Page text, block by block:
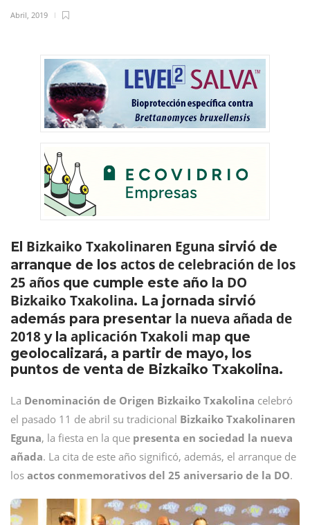
Abril, 2019
El Bizkaiko Txakolinaren Eguna sirvió de
arranque de los actos de celebración de los
25 años que cumple este año la DO
Bizkaiko Txakolina. La jornada sirvió
además para presentar la nueva añada de
2018 y la aplicación Txakoli map que
geolocalizará, a partir de mayo, los
puntos de venta de Bizkaiko Txakolina.
La Denominación de Origen Bizkaiko Txakolina celebró
el pasado 11 de abril su tradicional Bizkaiko Txakolinaren
Eguna, la fiesta en la que presenta en sociedad la nueva
añada. La cita de este año significó, además, el arranque de
los actos conmemorativos del 25 aniversario de la DO.